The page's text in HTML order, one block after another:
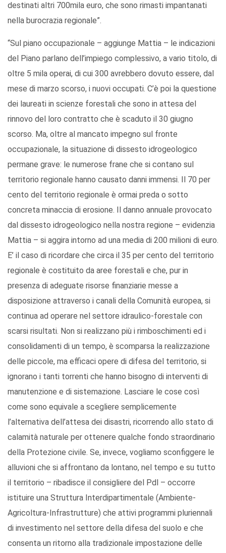
destinati altri 700mila euro, che sono rimasti impantanati
nella burocrazia regionale”.
“Sul piano occupazionale – aggiunge Mattia – le indicazioni
del Piano parlano dell’impiego complessivo, a vario titolo, di
oltre 5 mila operai, di cui 300 avrebbero dovuto essere, dal
mese di marzo scorso, i nuovi occupati. C’è poi la questione
dei laureati in scienze forestali che sono in attesa del
rinnovo del loro contratto che è scaduto il 30 giugno
scorso. Ma, oltre al mancato impegno sul fronte
occupazionale, la situazione di dissesto idrogeologico
permane grave: le numerose frane che si contano sul
territorio regionale hanno causato danni immensi. Il 70 per
cento del territorio regionale è ormai preda o sotto
concreta minaccia di erosione. Il danno annuale provocato
dal dissesto idrogeologico nella nostra regione – evidenzia
Mattia – si aggira intorno ad una media di 200 milioni di euro.
E’ il caso di ricordare che circa il 35 per cento del territorio
regionale è costituito da aree forestali e che, pur in
presenza di adeguate risorse finanziarie messe a
disposizione attraverso i canali della Comunità europea, si
continua ad operare nel settore idraulico-forestale con
scarsi risultati. Non si realizzano più i rimboschimenti ed i
consolidamenti di un tempo, è scomparsa la realizzazione
delle piccole, ma efficaci opere di difesa del territorio, si
ignorano i tanti torrenti che hanno bisogno di interventi di
manutenzione e di sistemazione. Lasciare le cose così
come sono equivale a scegliere semplicemente
l’alternativa dell’attesa dei disastri, ricorrendo allo stato di
calamità naturale per ottenere qualche fondo straordinario
della Protezione civile. Se, invece, vogliamo sconfiggere le
alluvioni che si affrontano da lontano, nel tempo e su tutto
il territorio – ribadisce il consigliere del Pdl – occorre
istituire una Struttura Interdipartimentale (Ambiente-
Agricoltura-Infrastrutture) che attivi programmi pluriennali
di investimento nel settore della difesa del suolo e che
consenta un ritorno alla tradizionale impostazione delle